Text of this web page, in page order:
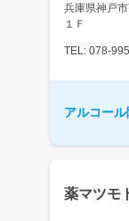
兵庫県神戸
１Ｆ
TEL: 078-
アルコー
薬マツモ